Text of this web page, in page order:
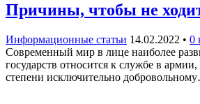
Причины, чтобы не
Информационные статьи 14.02.2022 • 0
Современный мир в лице наиболее
государств относится к службе в
степени исключительно